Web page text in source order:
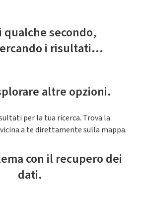
secondo,
i risultati...
altre opzioni.
per la tua ricerca. Trova la
a te direttamente sulla mappa.
con il recupero dei
dati.